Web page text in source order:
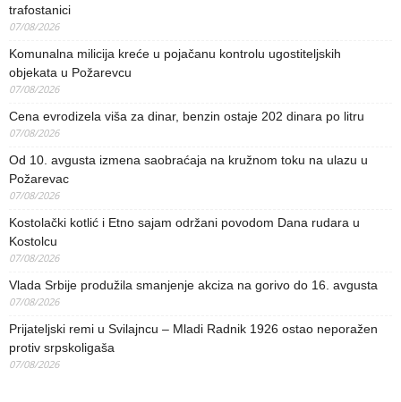
trafostanici
07/08/2026
Komunalna milicija kreće u pojačanu kontrolu ugostiteljskih
objekata u Požarevcu
07/08/2026
Cena evrodizela viša za dinar, benzin ostaje 202 dinara po litru
07/08/2026
Od 10. avgusta izmena saobraćaja na kružnom toku na ulazu u
Požarevac
07/08/2026
Kostolački kotlić i Etno sajam održani povodom Dana rudara u
Kostolcu
07/08/2026
Vlada Srbije produžila smanjenje akciza na gorivo do 16. avgusta
07/08/2026
Prijateljski remi u Svilajncu – Mladi Radnik 1926 ostao neporažen
protiv srpskoligaša
07/08/2026